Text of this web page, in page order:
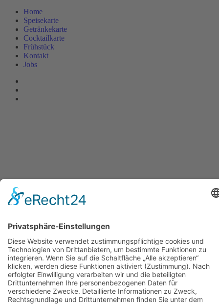
Home
Speisekarte
Getränkekarte
Cocktailkarte
Frühstück
Kontakt
Jobs